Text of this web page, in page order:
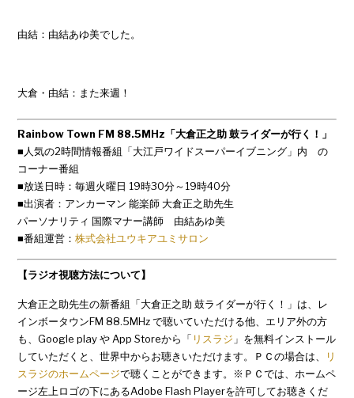
由結：由結あゆ美でした。
大倉・由結：また来週！
Rainbow Town FM 88.5MHz「大倉正之助 鼓ライダーが行く！」
■人気の2時間情報番組「大江戸ワイドスーパーイブニング」内 の
コーナー番組
■放送日時：毎週火曜日 19時30分～19時40分
■出演者：アンカーマン 能楽師 大倉正之助先生
パーソナリティ 国際マナー講師 由結あゆ美
■番組運営：株式会社ユウキアユミサロン
【ラジオ視聴方法について】
大倉正之助先生の新番組「大倉正之助 鼓ライダーが行く！」は、レ
インボータウンFM 88.5MHz で聴いていただける他、エリア外の方
も、Google play や App Storeから「 リスラジ 」を無料インストール
していただくと、世界中からお聴きいただけます。ＰＣの場合は、
リ
スラジのホームページで聴くことができます。※ＰＣでは、ホームペ
ージ左上ロゴの下にあるAdobe Flash Playerを許可してお聴きくだ